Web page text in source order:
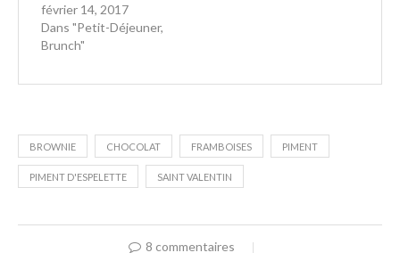
février 14, 2017
Dans "Petit-Déjeuner,
Brunch"
BROWNIE CHOCOLAT FRAMBOISES PIMENT
PIMENT D'ESPELETTE SAINT VALENTIN
8 commentaires